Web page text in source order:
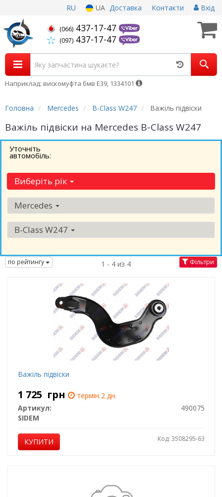
RU UA Доставка Контакти Вхід
(066) 437-17-47
(097) 437-17-47
Наприклад: вискомуфта бмв Е39, 1334101
Головна Mercedes B-Class W247 Важіль підвіски
Важіль підвіски на Mercedes B-Class W247
Уточніть
автомобіль:
Виберіть рік
Mercedes
B-Class W247
по рейтингу 1 - 4 из 4 Фільтри
Важіль підвіски
1 725 грн
термін 2 дн.
Артикул:
490075
SIDEM
КУПИТИ Код: 3508295-63